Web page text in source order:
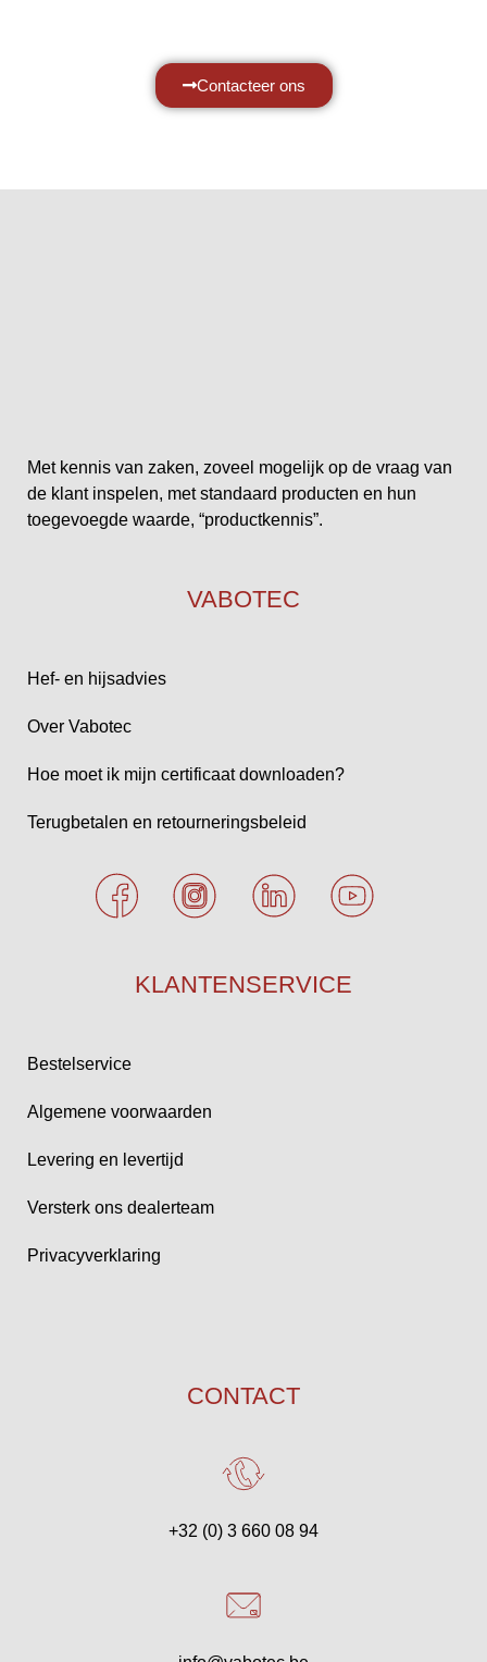
Contacteer ons
Met kennis van zaken, zoveel mogelijk op de vraag van
de klant inspelen, met standaard producten en hun
toegevoegde waarde, “productkennis”.
VABOTEC
Hef- en hijsadvies
Over Vabotec
Hoe moet ik mijn certificaat downloaden?
Terugbetalen en retourneringsbeleid
KLANTENSERVICE
Bestelservice
Algemene voorwaarden
Levering en levertijd
Versterk ons dealerteam
Privacyverklaring
CONTACT
+32 (0) 3 660 08 94